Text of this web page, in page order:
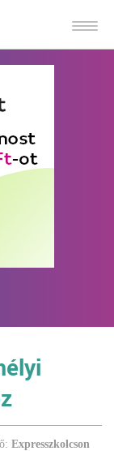
Expresszkolcson